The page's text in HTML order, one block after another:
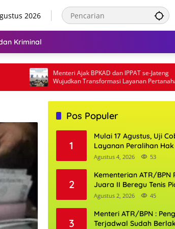
2026
Kriminal
Menteri Ajak BPKAD dan IPPAT se-Jateng
Wujudkan Transformasi Layanan Pertanahan
Pos Populer
1
Mulai 17 Agustus, Uji
Layanan Peralihan Hak
di 15 Kantor Pertanahan
Agustus 4, 2026 53
2
Kementerian ATR/BPN
Juara II Beregu Tenis
Gubernur DKI Jakarta
Agustus 2, 2026 45
3
Menteri ATR/BPN :
Terjadwal Sudah